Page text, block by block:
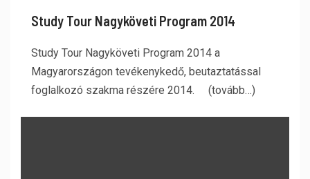
Study Tour Nagyköveti Program 2014
Study Tour Nagyköveti Program 2014 a
Magyarországon tevékenykedő, beutaztatással
foglalkozó szakma részére 2014. (tovább…)